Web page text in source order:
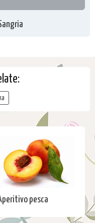
pesca